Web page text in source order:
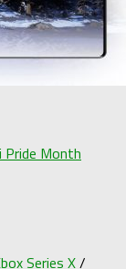
Month
Series X/